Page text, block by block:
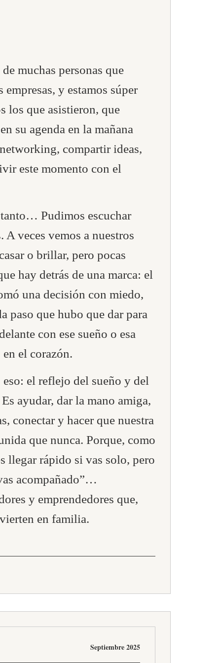
muchas personas que
empresas, y estamos súper
los que asistieron, que
su agenda en la mañana
compartir ideas,
este momento con el
tanto… Pudimos escuchar
veces vemos a nuestros
o brillar, pero pocas
hay detrás de una marca: el
una decisión con miedo,
paso que hubo que dar para
con ese sueño o esa
el corazón.
el reflejo del sueño y del
ayudar, dar la mano amiga,
conectar y hacer que nuestra
que nunca. Porque, como
llegar rápido si vas solo, pero
acompañado”…
y emprendedores que,
en familia.
Septiembre 2025